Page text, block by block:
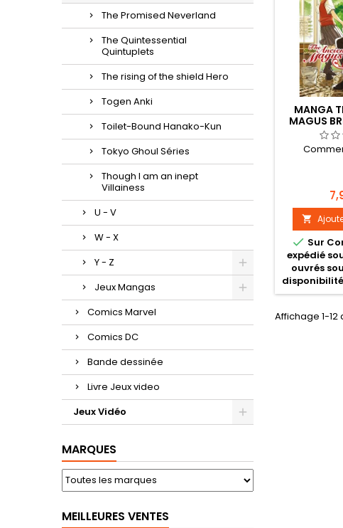
The Promised Neverland
The Quintessential
Quintuplets
The rising of the shield Hero
Togen Anki
Toilet-Bound Hanako-Kun
Tokyo Ghoul Séries
Though I am an inept
Villainess
U - V
W - X
Y - Z
Jeux Mangas
Comics Marvel
Comics DC
Bande dessinée
Livre Jeux video
Jeux Vidéo
MARQUES
MEILLEURES VENTES
MANGA
MAGUS

 Sur
expédié
ouvrés
Affichage 1-12